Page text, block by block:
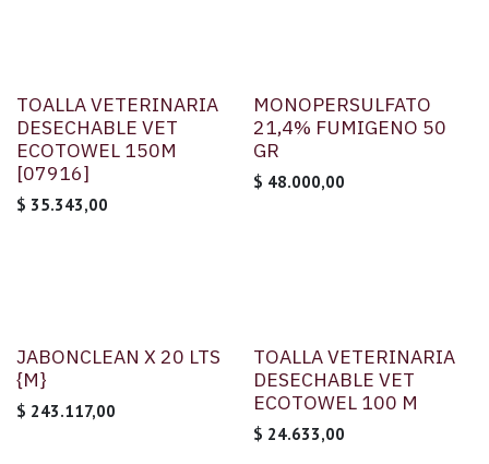
TOALLA VETERINARIA
DESECHABLE VET
ECOTOWEL 150M
[07916]
$ 35.343,00
MONOPERSULFATO
21,4% FUMIGENO 50
GR
$ 48.000,00
JABONCLEAN X 20 LTS
{M}
$ 243.117,00
TOALLA VETERINARIA
DESECHABLE VET
ECOTOWEL 100 M
$ 24.633,00